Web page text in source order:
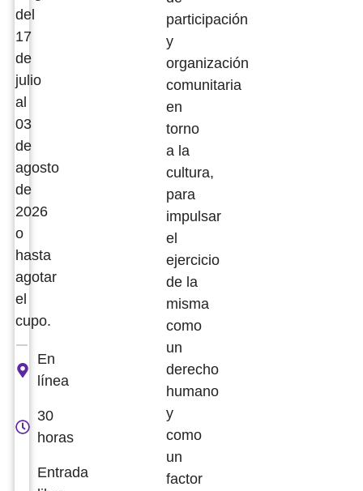
participación
y
organización
comunitaria
en
torno
a la
cultura,
para
impulsar
el
ejercicio
de la
misma
como
un
derecho
humano
y
como
un
factor
del
17
de
julio
al
03
de
agosto
de
2026
o
hasta
agotar
el
cupo.
En
línea
30
horas
Entrada